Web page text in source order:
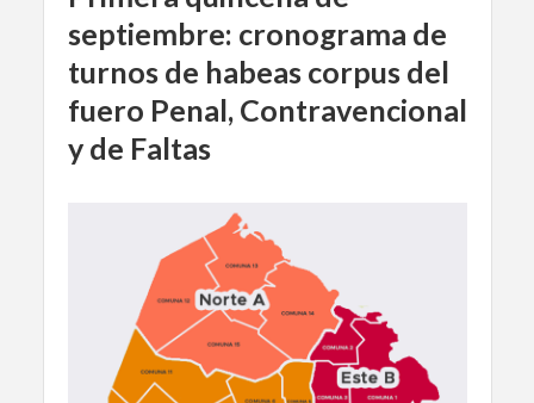
septiembre: cronograma de
turnos de habeas corpus del
fuero Penal, Contravencional
y de Faltas